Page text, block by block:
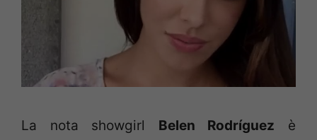
La nota showgirl Belen Rodríguez è